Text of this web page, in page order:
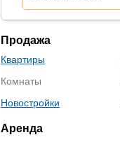
Продажа
Квартиры
Комнаты
Новостройки
Аренда